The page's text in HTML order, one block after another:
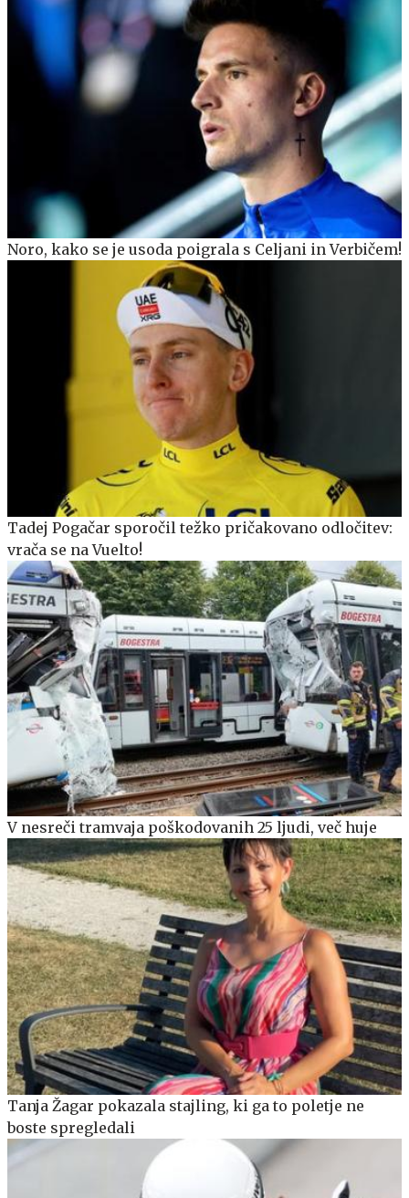
Noro, kako se je usoda poigrala s Celjani in Verbičem!
Tadej Pogačar sporočil težko pričakovano odločitev:
vrača se na Vuelto!
V nesreči tramvaja poškodovanih 25 ljudi, več huje
Tanja Žagar pokazala stajling, ki ga to poletje ne
boste spregledali